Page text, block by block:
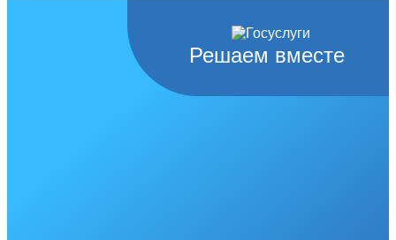
Решаем вместе